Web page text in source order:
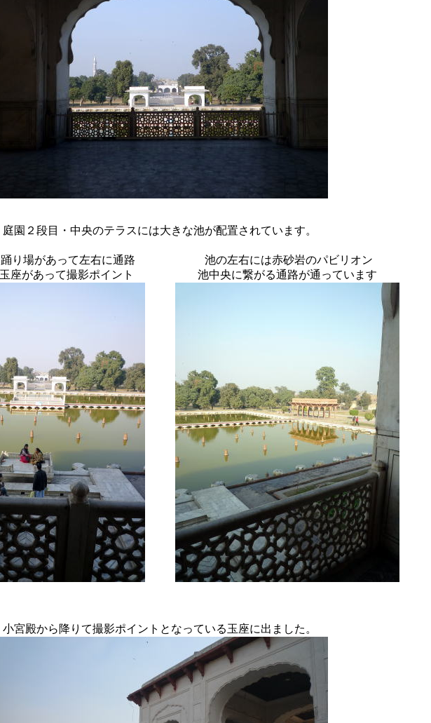
庭園２段目・中央のテラスには大きな池が配置されています。
り場があって左右に通路
座があって撮影ポイント
池の左右には赤砂岩のパビリオン
池中央に繋がる通路が通っています
小宮殿から降りて撮影ポイントとなっている玉座に出ました。